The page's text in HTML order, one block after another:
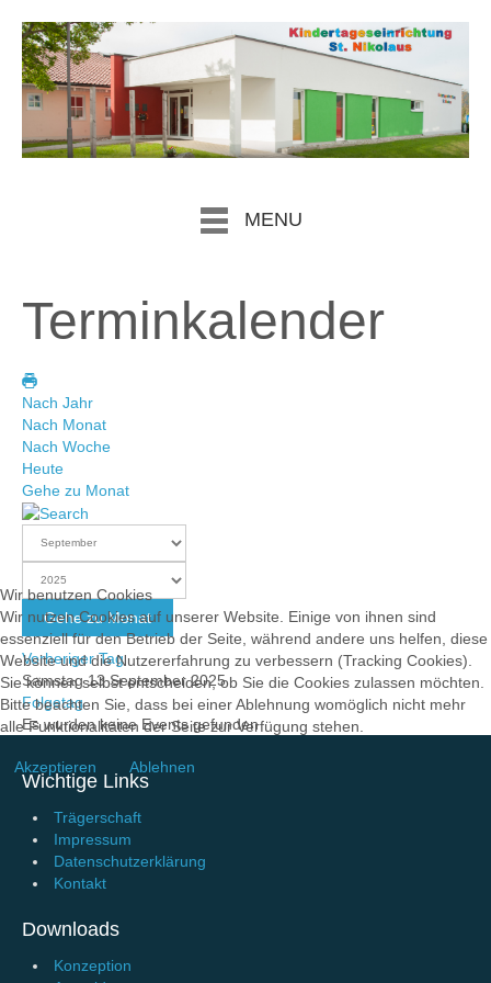
MENU
Terminkalender
Nach Jahr
Nach Monat
Nach Woche
Heute
Gehe zu Monat
Gehe zu Monat
Vorheriger Tag
Samstag 13 September 2025
Folgetag
Es wurden keine Events gefunden
Wichtige Links
Trägerschaft
Impressum
Datenschutzerklärung
Kontakt
Downloads
Konzeption
Wir benutzen Cookies
Wir nutzen Cookies auf unserer Website. Einige von ihnen sind
essenziell für den Betrieb der Seite, während andere uns helfen, diese
Website und die Nutzererfahrung zu verbessern (Tracking Cookies).
Sie können selbst entscheiden, ob Sie die Cookies zulassen möchten.
Bitte beachten Sie, dass bei einer Ablehnung womöglich nicht mehr
alle Funktionalitäten der Seite zur Verfügung stehen.
Akzeptieren Ablehnen